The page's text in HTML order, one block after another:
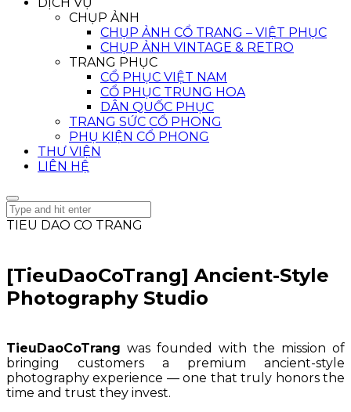
CHỤP ẢNH
CHỤP ẢNH CỔ TRANG – VIỆT PHỤC
CHỤP ẢNH VINTAGE & RETRO
TRANG PHỤC
CỔ PHỤC VIỆT NAM
CỔ PHỤC TRUNG HOA
DÂN QUỐC PHỤC
TRANG SỨC CỔ PHONG
PHỤ KIỆN CỔ PHONG
THƯ VIỆN
LIÊN HỆ
TIEU DAO CO TRANG
[TieuDaoCoTrang] Ancient-Style
Photography Studio
TieuDaoCoTrang was founded with the mission of
bringing customers a premium ancient-style
photography experience — one that truly honors the
time and trust they invest.